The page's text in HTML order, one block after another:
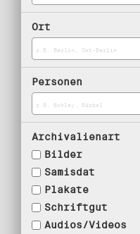
Ort
Personen
Archivalienart
Bilder
Samisdat
Plakate
Schriftgut
Audios/Videos